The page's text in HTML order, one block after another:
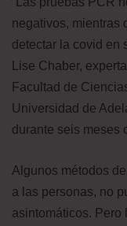
negativos, mientras
detectar la covid en
Lise Chaber,
Facultad de
Universidad de
durante seis meses
Algunos métodos
a las personas, no
asintomáticos. Pero